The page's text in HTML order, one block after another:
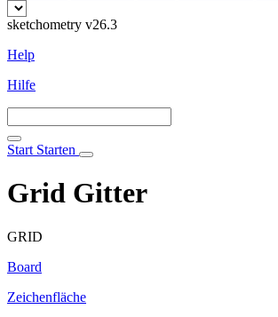
sketchometry v26.3
Help
Hilfe
Start Starten
Grid Gitter
GRID
Board
Zeichenfläche